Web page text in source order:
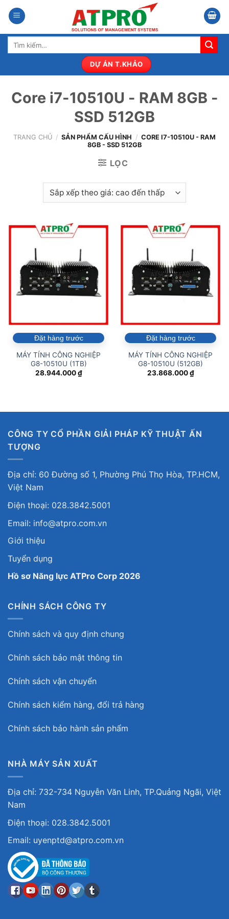
qua
nội
dung
Tìm
DỰ ÁN T.KHẢO
Core i7-10510U - RAM 8GB -
SSD 512GB
TRANG CHỦ / SẢN PHẨM CẤU HÌNH / CORE I7-10510U - RAM
8GB - SSD 512GB
LỌC
Đặt hàng trước
MÁY TÍNH CÔNG NGHIỆP
G8-10510U (1TB)
28.944.000₫
Đặt hàng trước
MÁY TÍNH CÔNG NGHIỆP
G8-10510U (512GB)
23.868.000₫
CÔNG TY CỔ PHẦN GIẢI PHÁP KỸ THUẬT ẤN
TƯỢNG
Địa chỉ: 60 Đường số 1, Phường Phú Thọ Hòa, TP.HCM,
Việt Nam
Điện thoại: 028.3842.5001
Email: info@atpro.com.vn
Giới thiệu
Tuyển dụng
Hồ sơ Năng lực ATPro Corp 2026
CHÍNH SÁCH CÔNG TY
Chính sách và quy định chung
Chính sách bảo mật thông tin
Chính sách vận chuyển
Chính sách kiểm hàng, đổi trả hàng
Chính sách bảo hành sản phẩm
NHÀ MÁY SẢN XUẤT
Địa chỉ: 732-734 Nguyễn Văn Linh, TP.Quảng Ngãi, Việt
Nam
Điện thoại: 028.3842.5001
Email: uyenptd@atpro.com.vn